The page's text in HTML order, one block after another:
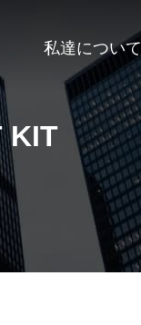
私達について
KIT